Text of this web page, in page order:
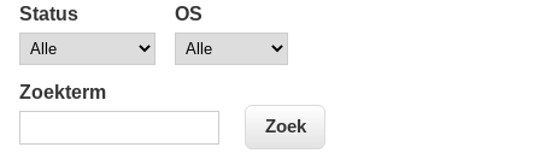
Status OS
Zoekterm